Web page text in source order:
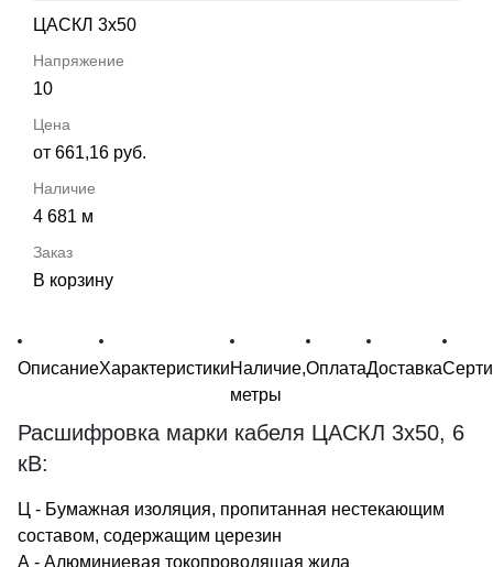
ЦАСКЛ 3х50
10
от 661,16 руб.
4 681 м
В корзину
ОписаниеХарактеристикиНаличие,
метры
ОплатаДоставка
Расшифровка марки кабеля ЦАСКЛ 3х50, 6
кВ:
Ц - Бумажная изоляция, пропитанная нестекающим
составом, содержащим церезин
А - Алюминиевая токопроводящая жила